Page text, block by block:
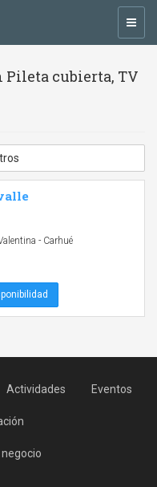
Pileta cubierta, TV
- Carhué
Actividades Eventos